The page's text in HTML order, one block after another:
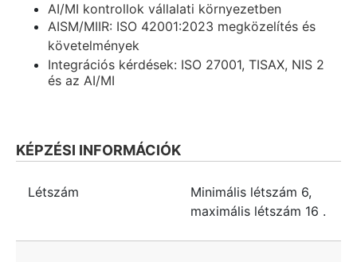
AI/MI kontrollok vállalati környezetben
AISM/MIIR: ISO 42001:2023 megközelítés és
követelmények
Integrációs kérdések: ISO 27001, TISAX, NIS 2
és az AI/MI
KÉPZÉSI INFORMÁCIÓK
Létszám Minimális létszám 6,
maximális létszám 16 .